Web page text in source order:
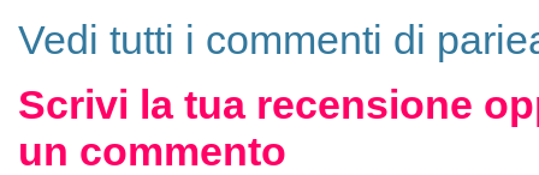
Vedi tutti i commenti di
Scrivi la tua recensione
un commento